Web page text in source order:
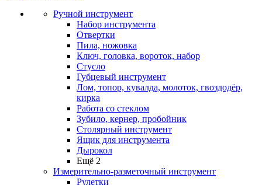
Ручной инструмент
Набор инструмента
Отвертки
Пила, ножовка
Ключ, головка, вороток, набор
Стусло
Губцевый инструмент
Лом, топор, кувалда, молоток, гвоздодёр,
кирка
Работа со стеклом
Зубило, кернер, пробойник
Столярный инструмент
Ящик для инструмента
Дырокол
Ещё 2
Измерительно-разметочный инструмент
Рулетки